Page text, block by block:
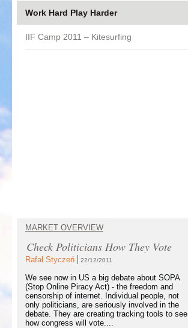
Work Hard Play Harder
IIF Camp 2011 – Kitesurfing
MARKET OVERVIEW
Check Politicians How They Vote
Rafał Styczeń 22/12/2011
We see now in US a big debate about SOPA
(Stop Online Piracy Act) - the freedom and
censorship of internet. Individual people, not
only politicians, are seriously involved in the
debate. They are creating tracking tools to see
how congress will vote....